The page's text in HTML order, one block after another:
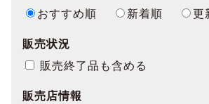
おすすめ順
新着順
更
販売状況
販売終了品も含める
販売店情報